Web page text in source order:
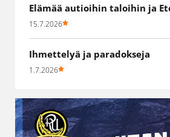
Elämää autioihin taloihin ja
15.7.2026
Ihmettelyä ja paradokseja
1.7.2026